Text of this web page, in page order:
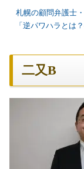
札幌の顧問弁護士
「逆パワハラとは
二又B